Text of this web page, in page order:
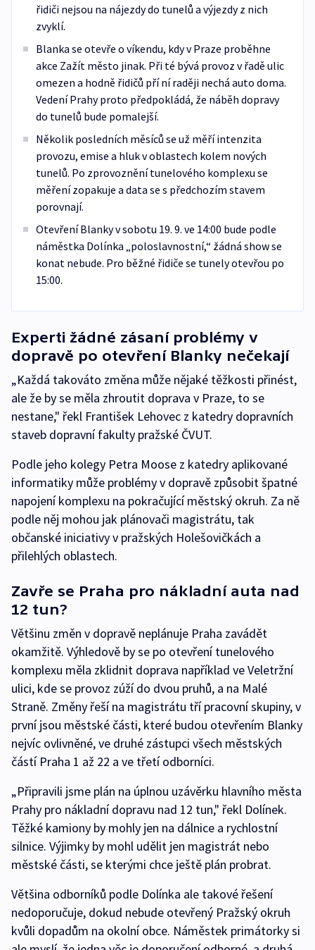
řidiči nejsou na nájezdy do tunelů a výjezdy z nich
zvyklí.
Blanka se otevře o víkendu, kdy v Praze proběhne
akce Zažít město jinak. Při té bývá provoz v řadě ulic
omezen a hodně řidičů pří ní raději nechá auto doma.
Vedení Prahy proto předpokládá, že náběh dopravy
do tunelů bude pomalejší.
Několik posledních měsíců se už měří intenzita
provozu, emise a hluk v oblastech kolem nových
tunelů. Po zprovoznění tunelového komplexu se
měření zopakuje a data se s předchozím stavem
porovnají.
Otevření Blanky v sobotu 19. 9. ve 14:00 bude podle
náměstka Dolínka „poloslavnostní,“ žádná show se
konat nebude. Pro běžné řidiče se tunely otevřou po
15:00.
Experti žádné zásaní problémy v
dopravě po otevření Blanky nečekají
„Každá takováto změna může nějaké těžkosti přinést,
ale že by se měla zhroutit doprava v Praze, to se
nestane," řekl František Lehovec z katedry dopravních
staveb dopravní fakulty pražské ČVUT.
Podle jeho kolegy Petra Moose z katedry aplikované
informatiky může problémy v dopravě způsobit špatné
napojení komplexu na pokračující městský okruh. Za ně
podle něj mohou jak plánovači magistrátu, tak
občanské iniciativy v pražských Holešovičkách a
přilehlých oblastech.
Zavře se Praha pro nákladní auta nad
12 tun?
Většinu změn v dopravě neplánuje Praha zavádět
okamžitě. Výhledově by se po otevření tunelového
komplexu měla zklidnit doprava například ve Veletržní
ulici, kde se provoz zúží do dvou pruhů, a na Malé
Straně. Změny řeší na magistrátu tří pracovní skupiny, v
první jsou městské části, které budou otevřením Blanky
nejvíc ovlivněné, ve druhé zástupci všech městských
částí Praha 1 až 22 a ve třetí odborníci.
„Připravili jsme plán na úplnou uzávěrku hlavního města
Prahy pro nákladní dopravu nad 12 tun," řekl Dolínek.
Těžké kamiony by mohly jen na dálnice a rychlostní
silnice. Výjimky by mohl udělit jen magistrát nebo
městské části, se kterými chce ještě plán probrat.
Většina odborníků podle Dolínka ale takové řešení
nedoporučuje, dokud nebude otevřený Pražský okruh
kvůli dopadům na okolní obce. Náměstek primátorky si